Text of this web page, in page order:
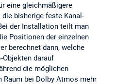
eine gleichmäßigere
bisherige feste Kanal-
der Installation teilt man
Positionen der einzelnen
berechnet dann, welche
Objekten darauf
die möglichen
bei Dolby Atmos mehr